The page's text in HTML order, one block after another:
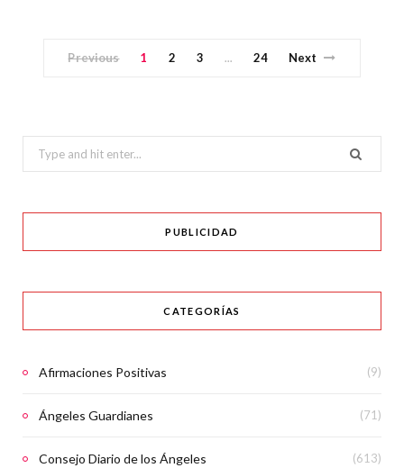
Previous 1 2 3 24 Next
Search
for:
PUBLICIDAD
CATEGORÍAS
Afirmaciones Positivas (9)
Ángeles Guardianes (71)
Consejo Diario de los Ángeles (613)